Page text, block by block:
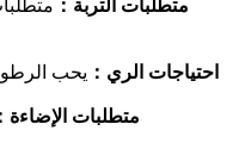
متطلبات التربة ：
احتياجات الري ： يحب
متطلبات الإضاءة ：